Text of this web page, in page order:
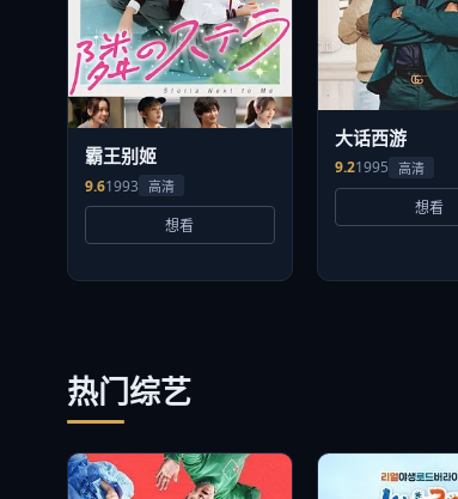
霸王别姬
9.61993 高清
想看
大话西游
9.21995 高清
想看
热门综艺